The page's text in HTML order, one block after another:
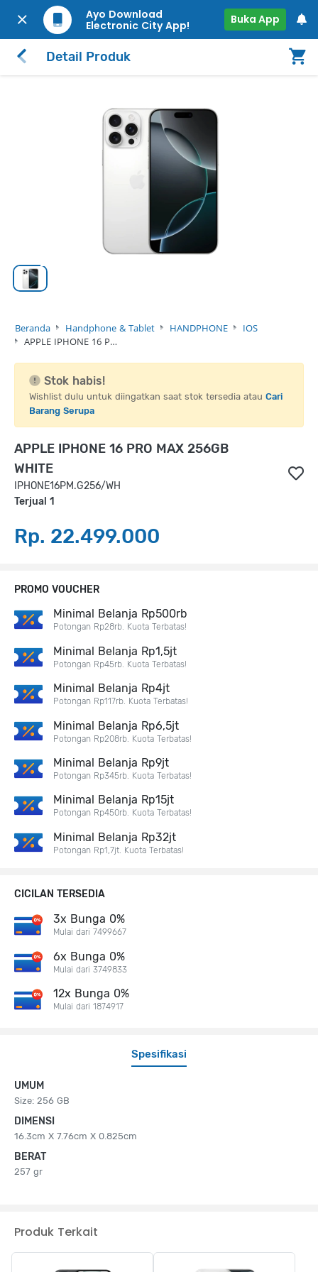
Ayo Download
Electronic City App!
Buka App
Detail Produk
Beranda Handphone & Tablet HANDPHONE
IOS
APPLE IPHONE 16 P…
Stok habis!
Wishlist dulu untuk diingatkan saat stok tersedia atau Cari
Barang Serupa
APPLE IPHONE 16 PRO MAX 256GB
WHITE
IPHONE16PM.G256/WH
Terjual 1
Rp. 22.499.000
Spesifikasi
UMUM
Size: 256 GB
DIMENSI
16.3cm X 7.76cm X 0.825cm
BERAT
257 gr
PROMO VOUCHER
Minimal Belanja Rp500rb
Potongan Rp28rb. Kuota Terbatas!
Minimal Belanja Rp1,5jt
Potongan Rp45rb. Kuota Terbatas!
Minimal Belanja Rp4jt
Potongan Rp117rb. Kuota Terbatas!
Minimal Belanja Rp6,5jt
Potongan Rp208rb. Kuota Terbatas!
Minimal Belanja Rp9jt
Potongan Rp345rb. Kuota Terbatas!
Minimal Belanja Rp15jt
Potongan Rp450rb. Kuota Terbatas!
Minimal Belanja Rp32jt
Potongan Rp1,7jt. Kuota Terbatas!
CICILAN TERSEDIA
3x Bunga 0%
Mulai dari 7499667
6x Bunga 0%
Mulai dari 3749833
12x Bunga 0%
Mulai dari 1874917
Produk Terkait